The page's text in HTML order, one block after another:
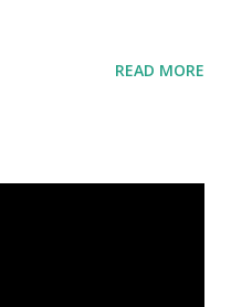
READ MORE